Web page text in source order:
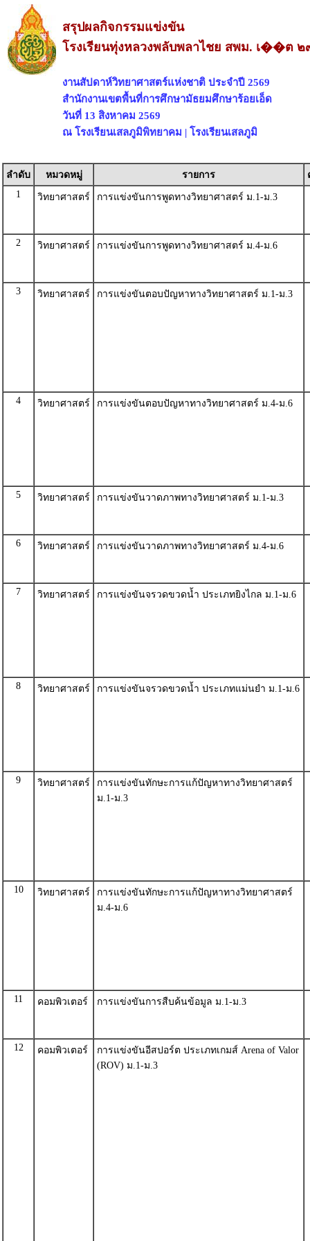
สรุปผลกิจกรรมแข่งขัน
โรงเรียนทุ่งหลวงพลับพลาไชย สพม. เ��ต ๒
งานสัปดาห์วิทยาศาสตร์แห่งชาติ ประจำปี 2569
สำนักงานเขตพื้นที่การศึกษามัธยมศึกษาร้อยเอ็ด
วันที่ 13 สิงหาคม 2569
ณ โรงเรียนเสลภูมิพิทยาคม | โรงเรียนเสลภูมิ
ลำดับ หมวดหมู่ รายการ
1
วิทยาศาสตร์ การแข่งขันการพูดทางวิทยาศาสตร์ ม.1-ม.3
2 วิทยาศาสตร์ การแข่งขันการพูดทางวิทยาศาสตร์ ม.4-ม.6
3 วิทยาศาสตร์ การแข่งขันตอบปัญหาทางวิทยาศาสตร์ ม.1-ม.3
4 วิทยาศาสตร์ การแข่งขันตอบปัญหาทางวิทยาศาสตร์ ม.4-ม.6
5 วิทยาศาสตร์ การแข่งขันวาดภาพทางวิทยาศาสตร์ ม.1-ม.3
6 วิทยาศาสตร์ การแข่งขันวาดภาพทางวิทยาศาสตร์ ม.4-ม.6
7 วิทยาศาสตร์ การแข่งขันจรวดขวดน้ำ ประเภทยิงไกล ม.1-ม.6
8 วิทยาศาสตร์ การแข่งขันจรวดขวดน้ำ ประเภทแม่นยำ ม.1-ม.6
9 วิทยาศาสตร์
การแข่งขันทักษะการแก้ปัญหาทางวิทยาศาสตร์
ม.1-ม.3
10 วิทยาศาสตร์
การแข่งขันทักษะการแก้ปัญหาทางวิทยาศาสตร์
ม.4-ม.6
11 คอมพิวเตอร์ การแข่งขันการสืบค้นข้อมูล ม.1-ม.3
12 คอมพิวเตอร์
การแข่งขันอีสปอร์ต ประเภทเกมส์ Arena of Valor
(ROV) ม.1-ม.3